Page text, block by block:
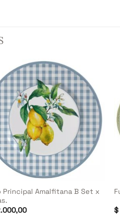
Principal Amalfitana B Set x
$